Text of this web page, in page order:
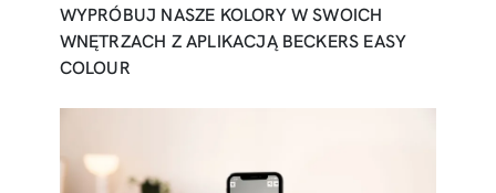
WYPRÓBUJ NASZE KOLORY W SWOICH
WNĘTRZACH Z APLIKACJĄ BECKERS EASY
COLOUR